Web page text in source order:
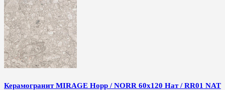
Керамогранит MIRAGE Норр / NORR 60x120 Нат / RR01 NAT